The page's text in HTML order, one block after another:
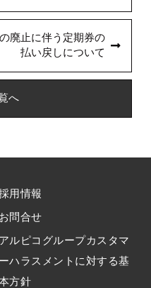
へ
廃止に伴う定期券の
払い戻しについて
用情報
お問合せ
アルピコグループカスタマ
ーハラスメントに対する基
方針